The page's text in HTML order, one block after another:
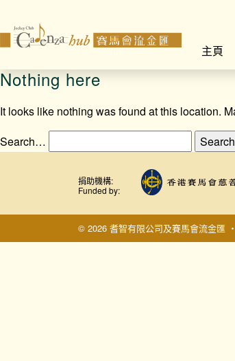
主頁
Nothing here
It looks like nothing was found at this location.
Search…
捐助機構:
Funded by:
© 2026 耆智有限公司及賽馬會流金匯